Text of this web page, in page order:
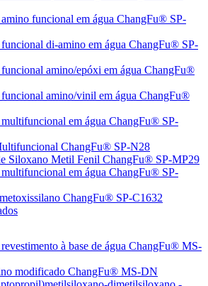
funcional em água ChangFu® SP-
di-amino em água ChangFu® SP-
amino/epóxi em água ChangFu®
amino/vinil em água ChangFu®
em água ChangFu® SP-
ChangFu® SP-N28
Siloxano Metil Fenil ChangFu® SP-MP29
em água ChangFu® SP-
ChangFu® SP-C1632
à base de água ChangFu® MS-
modificado ChangFu® MS-DN